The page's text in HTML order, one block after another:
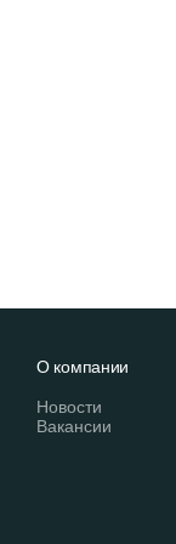
О компании
Новости
Вакансии